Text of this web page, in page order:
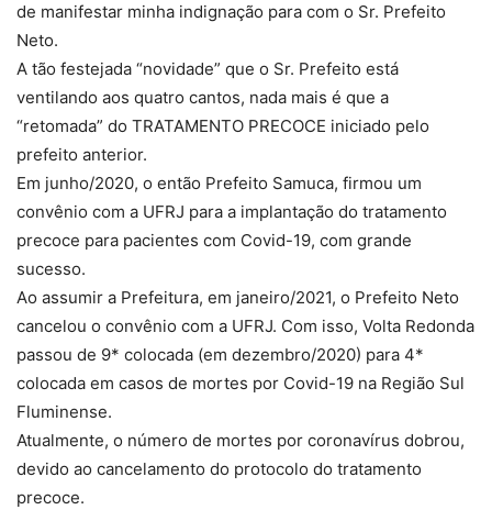
de manifestar minha indignação para com o Sr. Prefeito
Neto.
A tão festejada “novidade” que o Sr. Prefeito está
ventilando aos quatro cantos, nada mais é que a
“retomada” do TRATAMENTO PRECOCE iniciado pelo
prefeito anterior.
Em junho/2020, o então Prefeito Samuca, firmou um
convênio com a UFRJ para a implantação do tratamento
precoce para pacientes com Covid-19, com grande
sucesso.
Ao assumir a Prefeitura, em janeiro/2021, o Prefeito Neto
cancelou o convênio com a UFRJ. Com isso, Volta Redonda
passou de 9* colocada (em dezembro/2020) para 4*
colocada em casos de mortes por Covid-19 na Região Sul
Fluminense.
Atualmente, o número de mortes por coronavírus dobrou,
devido ao cancelamento do protocolo do tratamento
precoce.